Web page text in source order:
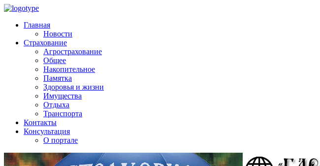
Главная
Новости
Страхование
Агрострахование
Общее
Накопительное
Памятка
Здоровья и жизни
Имущества
Отдыха
Транспорта
Контакты
Консультация
О портале